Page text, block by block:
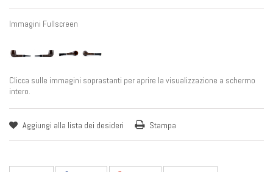
Immagini Fullscreen
Clicca sulle immagini soprastanti per aprire la visualizzazione a schermo
intero.
Aggiungi alla lista dei desideri Stampa